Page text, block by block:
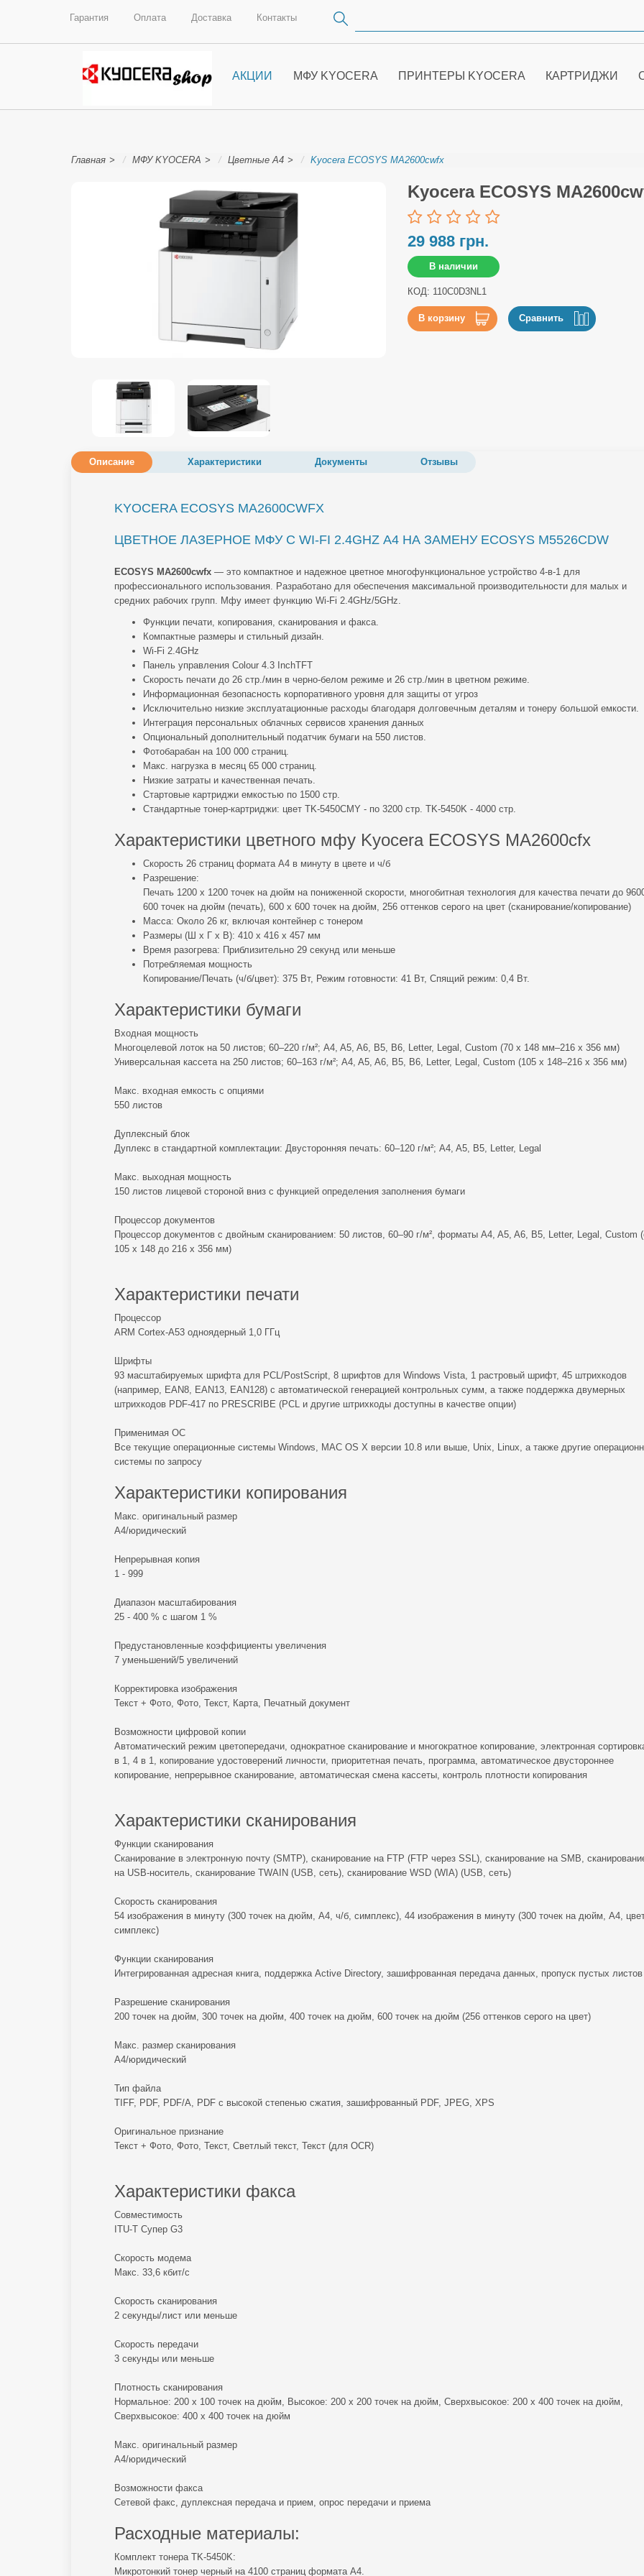
Гарантия Оплата Доставка Контакты
АКЦИИ МФУ KYOCERA ПРИНТЕРЫ KYOCERA КАРТРИДЖИ
Главная МФУ KYOCERA Цветные А4 Kyocera ECOSYS MA2600cwfx
Kyocera ECOSYS
29 988 грн.
В наличии
КОД: 110C0D3NL1
В корзину Сравнить
Описание Характеристики Документы Отзывы
KYOCERA ECOSYS MA2600CWFX
ЦВЕТНОЕ ЛАЗЕРНОЕ МФУ C WI-FI 2.4GHZ А4 НА ЗАМЕНУ ECOSYS M5526CDW
ECOSYS MA2600cwfx— это компактное и надежное цветное многофункциональное устройство 4-в-1 для
профессионального использования. Разработано для обеспечения максимальной производительности для малых и
средних рабочих групп. Мфу имеет функцию Wi-Fi 2.4GHz/5GHz.
Функции печати, копирования, сканирования и факса.
Компактные размеры и стильный дизайн.
Wi-Fi 2.4GHz
Панель управления Colour 4.3 InchTFT
Скорость печати до 26 стр./мин в черно-белом режиме и 26 стр./мин в цветном режиме.
Информационная безопасность корпоративного уровня для защиты от угроз
Исключительно низкие эксплуатационные расходы благодаря долговечным деталям и тонеру большой емкости.
Интеграция персональных облачных сервисов хранения данных
Опциональный дополнительный податчик бумаги на 550 листов.
Фотобарабан на 100 000 страниц.
Макс. нагрузка в месяц 65 000 страниц.
Низкие затраты и качественная печать.
Стартовые картриджи емкостью по 1500 стр.
Стандартные тонер-картриджи: цвет TK-5450CMY - по 3200 стр. TK-5450K - 4000 стр.
Характеристики цветного мфу Kyocera ECOSYS MA2600cfx
Скорость 26 страниц формата А4 в минуту в цвете и ч/б
Разрешение:
Печать 1200 x 1200 точек на дюйм на пониженной скорости, многобитная технология для качества печати до
600 точек на дюйм (печать), 600 x 600 точек на дюйм, 256 оттенков серого на цвет (сканирование/копирование)
Масса: Около 26 кг, включая контейнер с тонером
Размеры (Ш x Г x В): 410 х 416 х 457 мм
Время разогрева: Приблизительно 29 секунд или меньше
Потребляемая мощность
Копирование/Печать (ч/б/цвет): 375 Вт, Режим готовности: 41 Вт, Спящий режим: 0,4 Вт.
Характеристики бумаги
Входная мощность
Многоцелевой лоток на 50 листов; 60–220 г/м²; A4, A5, A6, B5, B6, Letter, Legal, Custom (70 x 148 мм–216 x 356 мм)
Универсальная кассета на 250 листов; 60–163 г/м²; A4, A5, A6, B5, B6, Letter, Legal, Custom (105 x 148–216 x 356 мм)
Макс. входная емкость с опциями
550 листов
Дуплексный блок
Дуплекс в стандартной комплектации: Двусторонняя печать: 60–120 г/м²; A4, A5, B5, Letter, Legal
Макс. выходная мощность
150 листов лицевой стороной вниз с функцией определения заполнения бумаги
Процессор документов
Процессор документов с двойным сканированием: 50 листов, 60–90 г/м², форматы A4, A5, A6, B5, Letter, Legal, Custom
105 x 148 до 216 x 356 мм)
Характеристики печати
Процессор
ARM Cortex-A53 одноядерный 1,0 ГГц
Шрифты
93 масштабируемых шрифта для PCL/PostScript, 8 шрифтов для Windows Vista, 1 растровый шрифт, 45 штрихкодов
(например, EAN8, EAN13, EAN128) с автоматической генерацией контрольных сумм, а также поддержка двумерных
штрихкодов PDF-417 по PRESCRIBE (PCL и другие штрихкоды доступны в качестве опции)
Применимая ОС
Все текущие операционные системы Windows, MAC OS X версии 10.8 или выше, Unix, Linux, а также другие
системы по запросу
Характеристики копирования
Макс. оригинальный размер
А4/юридический
Непрерывная копия
1 - 999
Диапазон масштабирования
25 - 400 % с шагом 1 %
Предустановленные коэффициенты увеличения
7 уменьшений/5 увеличений
Корректировка изображения
Текст + Фото, Фото, Текст, Карта, Печатный документ
Возможности цифровой копии
Автоматический режим цветопередачи, однократное сканирование и многократное копирование, электронная
в 1, 4 в 1, копирование удостоверений личности, приоритетная печать, программа, автоматическое двустороннее
копирование, непрерывное сканирование, автоматическая смена кассеты, контроль плотности копирования
Характеристики сканирования
Функции сканирования
Сканирование в электронную почту (SMTP), сканирование на FTP (FTP через SSL), сканирование на SMB,
на USB-носитель, сканирование TWAIN (USB, сеть), сканирование WSD (WIA) (USB, сеть)
Скорость сканирования
54 изображения в минуту (300 точек на дюйм, A4, ч/б, симплекс), 44 изображения в минуту (300 точек на дюйм, A4,
симплекс)
Функции сканирования
Интегрированная адресная книга, поддержка Active Directory, зашифрованная передача данных, пропуск пустых листов
Разрешение сканирования
200 точек на дюйм, 300 точек на дюйм, 400 точек на дюйм, 600 точек на дюйм (256 оттенков серого на цвет)
Макс. размер сканирования
А4/юридический
Тип файла
TIFF, PDF, PDF/A, PDF с высокой степенью сжатия, зашифрованный PDF, JPEG, XPS
Оригинальное признание
Текст + Фото, Фото, Текст, Светлый текст, Текст (для OCR)
Характеристики факса
Совместимость
ITU-T Супер G3
Скорость модема
Макс. 33,6 кбит/с
Скорость сканирования
2 секунды/лист или меньше
Скорость передачи
3 секунды или меньше
Плотность сканирования
Нормальное: 200 x 100 точек на дюйм, Высокое: 200 x 200 точек на дюйм, Сверхвысокое: 200 x 400 точек на дюйм,
Сверхвысокое: 400 x 400 точек на дюйм
Макс. оригинальный размер
А4/юридический
Возможности факса
Сетевой факс, дуплексная передача и прием, опрос передачи и приема
Расходные материалы:
Комплект тонера TK-5450K:
Микротонкий тонер черный на 4100 страниц формата A4.